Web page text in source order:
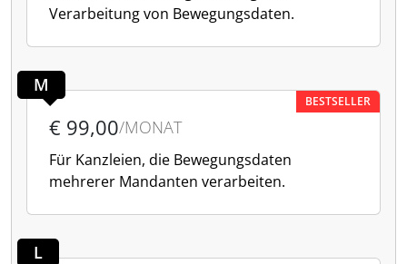
Verarbeitung von Bewegungsdaten.
M
BESTSELLER
€ 99,00/MONAT
Für Kanzleien, die Bewegungsdaten
mehrerer Mandanten verarbeiten.
L